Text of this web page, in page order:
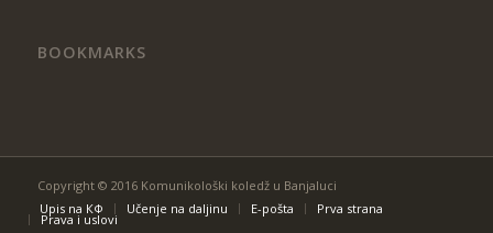
BOOKMARKS
Copyright © 2016 Komunikološki koledž u Banjaluci
Upis na КФ
Učenje na daljinu Е-pošta Prva strana
Prava i uslovi